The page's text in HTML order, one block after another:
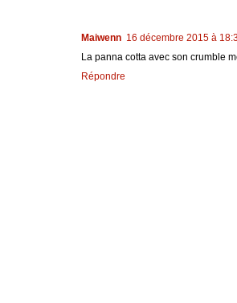
Maiwenn 16 décembre 2015 à
La panna cotta avec son crumble
Répondre